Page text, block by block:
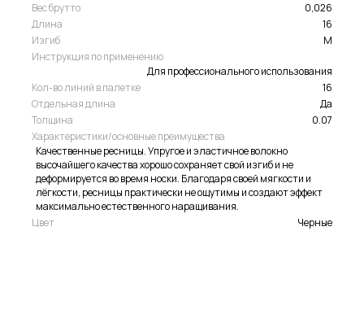
Вес брутто
0,026
Длина
16
Изгиб
M
Инструкция по применению
Для профессионального использования
Кол-во линий в палетке
16
Отдельная длина
Да
Толщина
0.07
Характеристики/основные преимущества
Качественные ресницы. Упругое и эластичное волокно
высочайшего качества хорошо сохраняет свой изгиб и не
деформируется во время носки. Благодаря своей мягкости и
лёгкости, ресницы практически не ощутимы и создают эффект
максимально естественного наращивания.
Цвет
Черные